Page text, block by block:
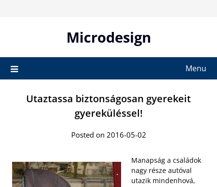
Microdesign
Menu
Utaztassa biztonságosan gyerekeit
gyereküléssel!
Posted on 2016-05-02
Manapság a családok
nagy része autóval
utazik mindenhová,